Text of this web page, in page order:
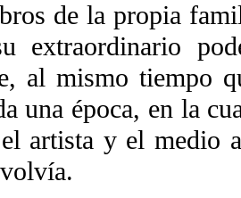
de la propia
extraordinario
al mismo tiempo
una época, en la
artista y el medio